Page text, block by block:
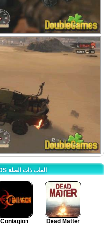
FRACTURED LANDS العاب ذات الصلة
Contagion Dead Matter